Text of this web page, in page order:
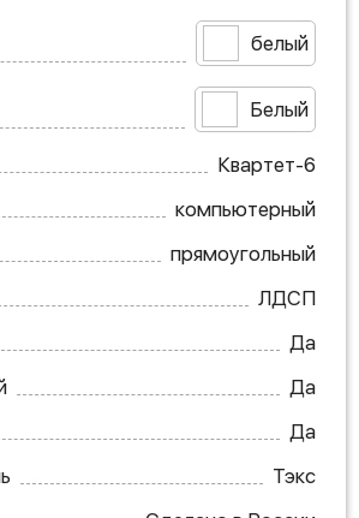
белый
Белый
Квартет-6
компьютерный
прямоугольный
ЛДСП
Да
Да
Да
Тэкс